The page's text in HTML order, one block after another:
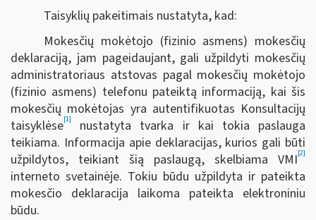
Taisyklių pakeitimais nustatyta, kad:
Mokesčių mokėtojo (fizinio asmens) mokesčių
deklaraciją, jam pageidaujant, gali užpildyti mokesčių
administratoriaus atstovas pagal mokesčių mokėtojo
(fizinio asmens) telefonu pateiktą informaciją, kai šis
mokesčių mokėtojas yra autentifikuotas Konsultacijų
taisyklėse[1]
nustatyta tvarka ir kai tokia paslauga
teikiama. Informacija apie deklaracijas, kurios gali būti
užpildytos, teikiant šią paslaugą, skelbiama VMI[2]
interneto svetainėje. Tokiu būdu užpildyta ir pateikta
mokesčio deklaracija laikoma pateikta elektroniniu
būdu.